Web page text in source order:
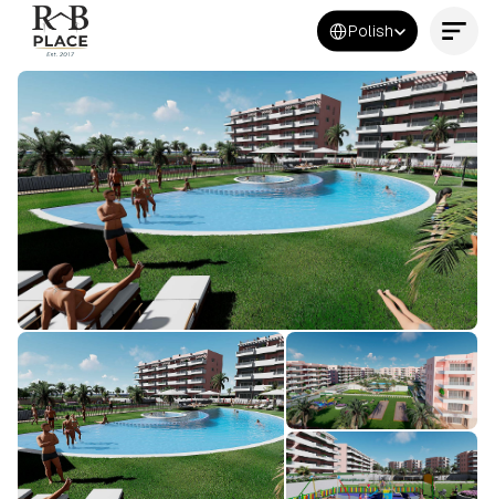
Select Language
Polish
Kontakt